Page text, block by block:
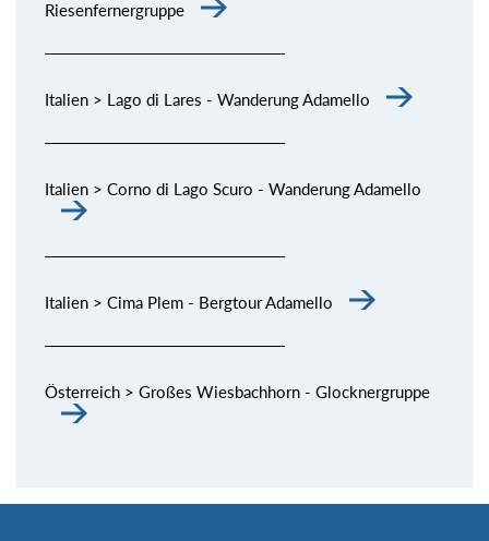
Riesenfernergruppe
Italien > Lago di Lares - Wanderung Adamello
Italien > Corno di Lago Scuro - Wanderung Adamello
Italien > Cima Plem - Bergtour Adamello
Österreich > Großes Wiesbachhorn - Glocknergruppe